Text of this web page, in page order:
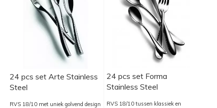
24 pcs set Arte Stainless
Steel
RVS 18/10 met uniek golvend design
24 pcs set Forma
Stainless Steel
RVS 18/10 tussen klassiek en